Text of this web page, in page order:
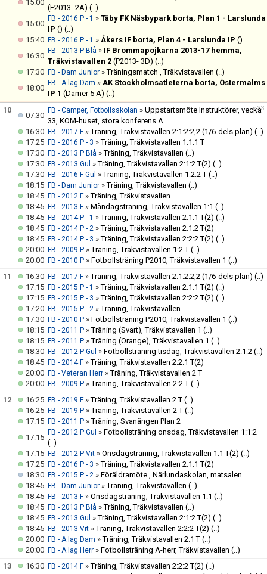
15:00
(F2013- 2A) (..)
15:00
FB - 2016 P - 1 » Täby FK Näsbypark borta, Plan 1 - Larslunda
IP () (..)
15:40 FB - 2016 P - 1 » Åkers IF borta, Plan 4 - Larslunda IP ()
16:30
FB - 2013 P Blå » IF Brommapojkarna 2013-17 hemma,
Träkvistavallen 2 (P2013- 3D) (..)
17:30 FB - Dam Junior »Träningsmatch , Träkvistavallen (..)
18:00
FB - A lag Dam » AK Stockholmsatleterna borta, Östermalms
IP 1 (Damer 5 A) (..)
v.33
10
07:30
FB - Camper, Fotbollsskolan » Uppstartsmöte Instruktörer, vecka
33, KOM-huset, stora konferens A
16:30 FB - 2017 F»Träning, Träkvistavallen 2:1:2:2,2 (1/6-dels plan) (..)
17:25 FB - 2016 P - 3 »Träning, Träkvistavallen 1:1:1 T
17:30 FB - 2013 P Blå »Träning, Träkvistavallen (..)
17:30 FB - 2013 Gul »Träning, Träkvistavallen 2:1:2 T(2) (..)
17:30 FB - 2016 F Gul »Träning, Träkvistavallen 1:2:2 T (..)
18:15 FB - Dam Junior »Träning, Träkvistavallen (..)
18:45 FB - 2012 F»Träning, Träkvistavallen
18:45 FB - 2013 F» Måndagsträning, Träkvistavallen 1:1 (..)
18:45 FB - 2014 P - 1 »Träning, Träkvistavallen 2:1:1 T(2) (..)
18:45 FB - 2014 P - 2 »Träning, Träkvistavallen 2:1:2 T(2)
18:45 FB - 2014 P - 3 »Träning, Träkvistavallen 2:2:2 T(2) (..)
20:00 FB - 2009 P »Träning, Träkvistavallen 1:2 T (..)
20:00 FB - 2010 P » Fotbollsträning P2010, Träkvistavallen 1 (..)
11
16:30 FB - 2017 F»Träning, Träkvistavallen 2:1:2:2,2 (1/6-dels plan) (..)
17:15 FB - 2015 P - 1 »Träning, Träkvistavallen 2:1:1 T(2) (..)
17:15 FB - 2015 P - 3 »Träning, Träkvistavallen 2:2:2 T(2) (..)
17:20 FB - 2015 P - 2 »Träning, Träkvistavallen
17:30 FB - 2010 P » Fotbollsträning P2010, Träkvistavallen 1 (..)
18:15 FB - 2011 P »Träning (Svart), Träkvistavallen 1 (..)
18:15 FB - 2011 P »Träning (Orange), Träkvistavallen 1 (..)
18:30 FB - 2012 P Gul » Fotbollsträning tisdag, Träkvistavallen 2:1:2 (..)
18:45 FB - 2014 F»Träning, Träkvistavallen 2:2:1 T(2)
20:00 FB - Veteran Herr »Träning, Träkvistavallen 2 T
20:00 FB - 2009 P »Träning, Träkvistavallen 2:2 T (..)
12
16:25 FB - 2019 F»Träning, Träkvistavallen 2 T (..)
16:25 FB - 2019 P »Träning, Träkvistavallen 2 T (..)
17:15 FB - 2011 P »Träning, Svanängen Plan 2
17:15
FB - 2012 P Gul » Fotbollsträning onsdag, Träkvistavallen 1:1:2
(..)
17:15 FB - 2012 P Vit » Onsdagsträning, Träkvistavallen 1:1 T(2) (..)
17:25 FB - 2016 P - 3 »Träning, Träkvistavallen 2:1:1 T(2)
18:30 FB - 2015 P - 2 » Föräldramöte , Närlundaskolan, matsalen
18:45 FB - Dam Junior »Träning, Träkvistavallen (..)
18:45 FB - 2013 F» Onsdagsträning, Träkvistavallen 1:1 (..)
18:45 FB - 2013 P Blå »Träning, Träkvistavallen (..)
18:45 FB - 2013 Gul »Träning, Träkvistavallen 2:1:2 T(2) (..)
18:45 FB - 2013 Vit »Träning, Träkvistavallen 2:2:2 T(2) (..)
20:00 FB - A lag Dam »Träning, Träkvistavallen 2:1 T (..)
20:00 FB - A lag Herr » Fotbollsträning A-herr, Träkvistavallen (..)
13
16:30 FB - 2014 F»Träning, Träkvistavallen 2:2:2 T(2) (..)